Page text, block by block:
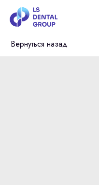
Вернуться назад